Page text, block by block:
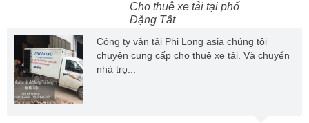
Cho thuê xe tải tại phố
Đặng Tất
Công ty vận tải Phi Long asia chúng tôi
chuyên cung cấp cho thuê xe tải. Và chuyển
nhà trọ...